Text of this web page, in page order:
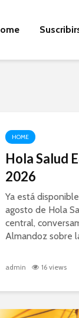
HOME
Hola Salud
2026
Ya está
agosto de Hola
central,
Almandoz sobre
admin 16 views